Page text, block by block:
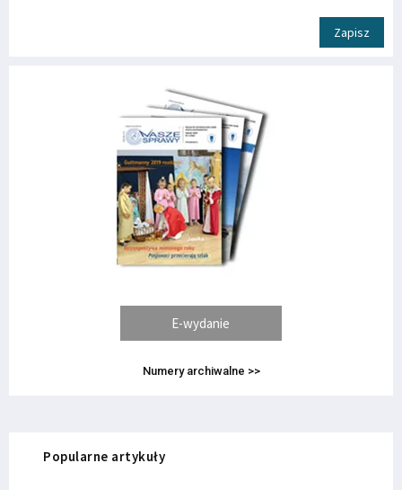
Zapisz
E-wydanie
Numery archiwalne >>
Popularne artykuły